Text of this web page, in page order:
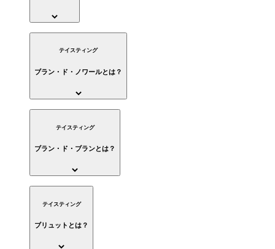
テイスティング
ブラン・ド・ノワールとは？
テイスティング
ブラン・ド・ブランとは？
テイスティング
ブリュットとは？